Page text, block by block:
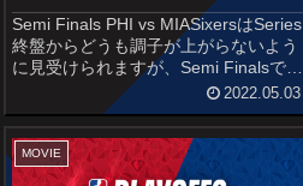
Semi Finals PHI vs MIASixersはSeries
終盤からどうも調子が上がらないよう
に見受けられますが、Semi Finalsでど
う挽回出来るか期待がかかります。
特に親指靭帯裂傷を押して出場してい
たとEmbiidが右眼...
2022.05.03
MOVIE